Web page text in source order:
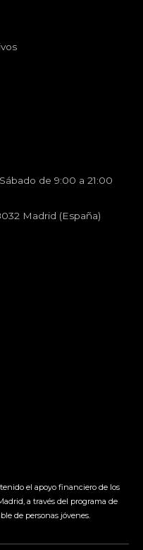
de 9:00 a 21:00
Madrid (España)
el apoyo financiero de los
a través del programa de
de personas jóvenes.